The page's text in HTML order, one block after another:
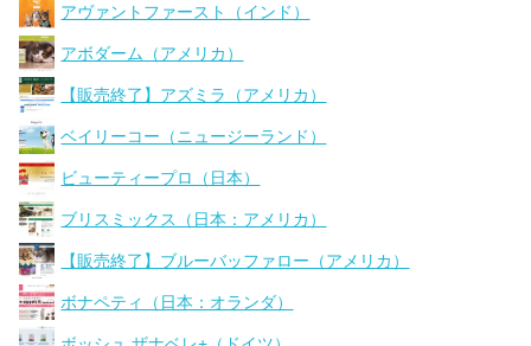
アヴァントファースト（インド）
アボダーム（アメリカ）
【販売終了】アズミラ（アメリカ）
ベイリーコー（ニュージーランド）
ビューティープロ（日本）
ブリスミックス（日本：アメリカ）
【販売終了】ブルーバッファロー（アメリカ）
ボナペティ（日本：オランダ）